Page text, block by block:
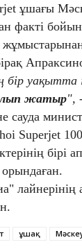
ұшағы
факті
бір уақытта
жатыр",
сауда
Superjet
бірі
ұшақ